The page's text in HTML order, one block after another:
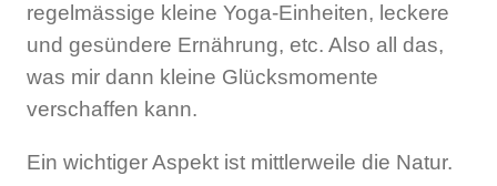
regelmässige kleine Yoga-Einheiten, leckere
und gesündere Ernährung, etc. Also all das,
was mir dann kleine Glücksmomente
verschaffen kann.
Ein wichtiger Aspekt ist mittlerweile die Natur.